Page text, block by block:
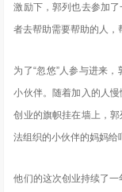
激励下，郭列也去参加
者去帮助需要帮助的人，
为了“忽悠”人参与进来
小伙伴。随着加入的人
创业的旗帜挂在墙上，
法组织的小伙伴的妈妈给
他们的这次创业持续了